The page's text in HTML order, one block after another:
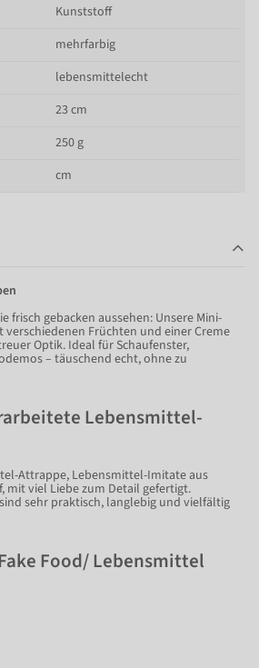
Kunststoff
mehrfarbig
lebensmittelecht
23 cm
250 g
cm
frisch gebacken aussehen: Unsere Mini-
Früchten und einer Creme
Optik. Ideal für Schaufenster,
– täuschend echt, ohne zu
Lebensmittel-
Attrappe, Lebensmittel-Imitate aus
mit viel Liebe zum Detail gefertigt.
sehr praktisch, langlebig und vielfältig
Food/ Lebensmittel